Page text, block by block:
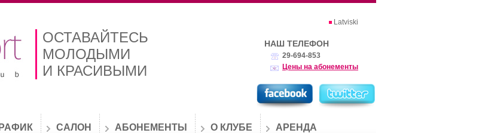
ОСТАВАЙТЕСЬ
МОЛОДЫМИ
И КРАСИВЫМИ
Latviski
НАШ ТЕЛЕФОН
29-694-853
Цены на абонементы
САЛОН АБОНЕМЕНТЫ О КЛУБЕ АРЕНДА